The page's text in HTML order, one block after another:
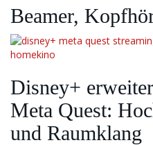
Beamer,
Disney+
Meta Quest:
und Raumklang